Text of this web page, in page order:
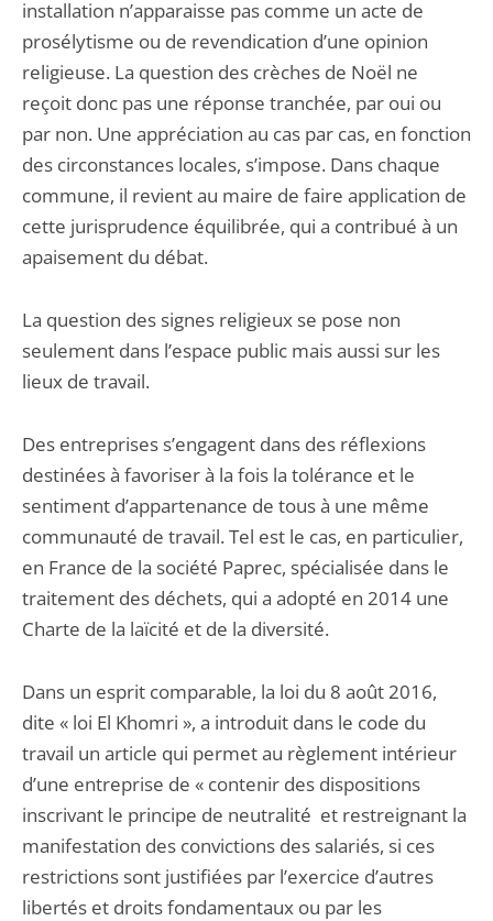
installation n’apparaisse pas comme un acte de
prosélytisme ou de revendication d’une opinion
religieuse. La question des crèches de Noël ne
reçoit donc pas une réponse tranchée, par oui ou
par non. Une appréciation au cas par cas, en fonction
des circonstances locales, s’impose. Dans chaque
commune, il revient au maire de faire application de
cette jurisprudence équilibrée, qui a contribué à un
apaisement du débat.
La question des signes religieux se pose non
seulement dans l’espace public mais aussi sur les
lieux de travail.
Des entreprises s’engagent dans des réflexions
destinées à favoriser à la fois la tolérance et le
sentiment d’appartenance de tous à une même
communauté de travail. Tel est le cas, en particulier,
en France de la société Paprec, spécialisée dans le
traitement des déchets, qui a adopté en 2014 une
Charte de la laïcité et de la diversité.
Dans un esprit comparable, la loi du 8 août 2016,
dite « loi El Khomri », a introduit dans le code du
travail un article qui permet au règlement intérieur
d’une entreprise de « contenir des dispositions
inscrivant le principe de neutralité et restreignant la
manifestation des convictions des salariés, si ces
restrictions sont justifiées par l’exercice d’autres
libertés et droits fondamentaux ou par les